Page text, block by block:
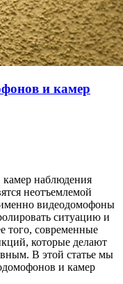
и камер
наблюдения
неотъемлемой
видеодомофоны
ситуацию и
того, современные
которые делают
В этой статье мы
и камер